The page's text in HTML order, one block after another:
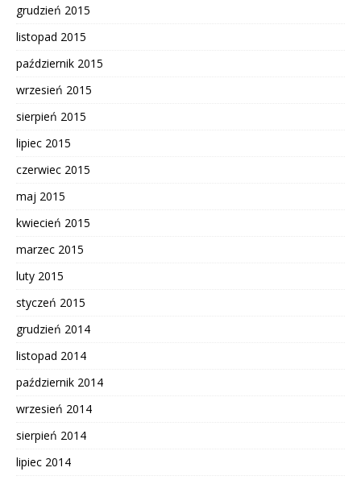
grudzień 2015
listopad 2015
październik 2015
wrzesień 2015
sierpień 2015
lipiec 2015
czerwiec 2015
maj 2015
kwiecień 2015
marzec 2015
luty 2015
styczeń 2015
grudzień 2014
listopad 2014
październik 2014
wrzesień 2014
sierpień 2014
lipiec 2014